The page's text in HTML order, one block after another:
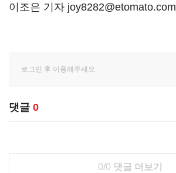
이조은 기자 joy8282@etomato.com
댓글 0
0/0 댓글 더보기